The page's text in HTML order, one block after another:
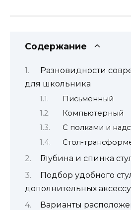
Содержание
Разновидности
для школьника
Письменный
Компьютерный
С полками и
Стол-
Глубина и спинка
Подбор удобного
дополнительных
Варианты